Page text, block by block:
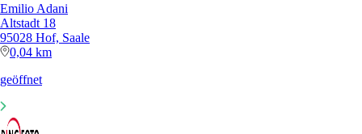
Emilio Adani
Altstadt 18
95028 Hof, Saale
0,04 km
geöffnet